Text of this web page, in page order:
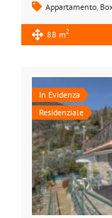
Appartamento
88 m2
In Evidenza
Residenziale